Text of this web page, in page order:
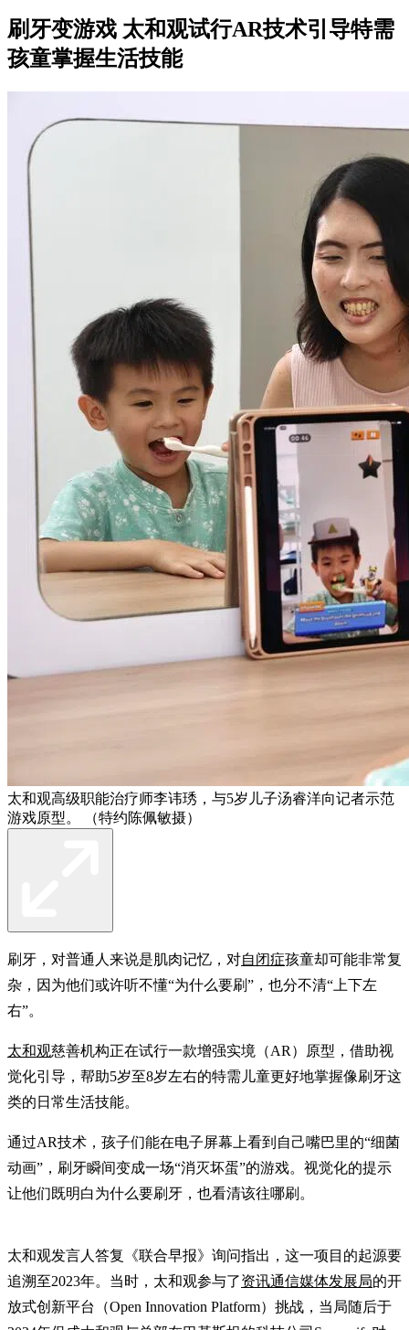
刷牙变游戏 太和观试行AR技术引导特需
孩童掌握生活技能
太和观高级职能治疗师李讳琇，与5岁儿子汤睿洋向记者示范
游戏原型。 （特约陈佩敏摄）
刷牙，对普通人来说是肌肉记忆，对自闭症孩童却可能非常复
杂，因为他们或许听不懂“为什么要刷”，也分不清“上下左
右”。
太和观慈善机构正在试行一款增强实境（AR）原型，借助视
觉化引导，帮助5岁至8岁左右的特需儿童更好地掌握像刷牙这
类的日常生活技能。
通过AR技术，孩子们能在电子屏幕上看到自己嘴巴里的“细菌
动画”，刷牙瞬间变成一场“消灭坏蛋”的游戏。视觉化的提示
让他们既明白为什么要刷牙，也看清该往哪刷。
太和观发言人答复《联合早报》询问指出，这一项目的起源要
追溯至2023年。当时，太和观参与了资讯通信媒体发展局的开
放式创新平台（Open Innovation Platform）挑战，当局随后于